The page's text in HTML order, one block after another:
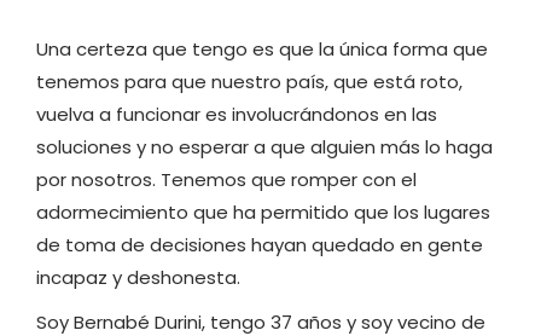
Una certeza que tengo es que la única forma que
tenemos para que nuestro país, que está roto,
vuelva a funcionar es involucrándonos en las
soluciones y no esperar a que alguien más lo haga
por nosotros. Tenemos que romper con el
adormecimiento que ha permitido que los lugares
de toma de decisiones hayan quedado en gente
incapaz y deshonesta.
Soy Bernabé Durini, tengo 37 años y soy vecino de